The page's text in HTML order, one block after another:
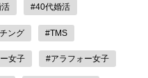
#40代婚活
ング #TMS
女子 #アラフォー女子